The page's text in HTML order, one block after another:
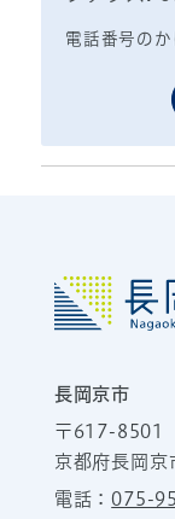
電話番号の
長岡京市
〒617-8501
京都府長岡
電話：075-